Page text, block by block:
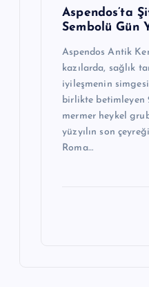
Aspendos’ta
Sembolü Gün
Aspendos Antik
kazılarda, sağlık
iyileşmenin
birlikte betimleyen
mermer heykel
yüzyılın son
Roma…